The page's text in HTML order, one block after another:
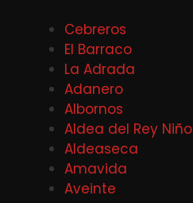
Cebreros
El Barraco
La Adrada
Adanero
Albornos
Aldea del Rey Niño
Aldeaseca
Amavida
Aveinte